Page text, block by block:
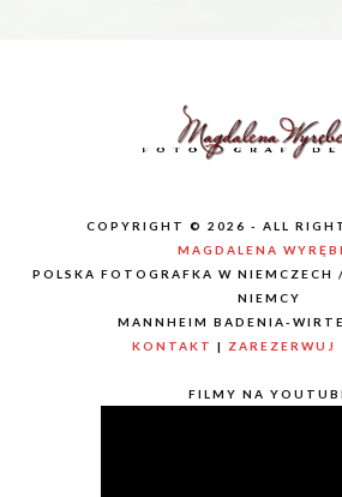
COPYRIGHT © 2026 - ALL
MAGDALENA
POLSKA FOTOGRAFKA W NIEMCZECH
NIEMCY
MANNHEIM BADENIA-
KONTAKT | ZAREZERWUJ
FILMY NA